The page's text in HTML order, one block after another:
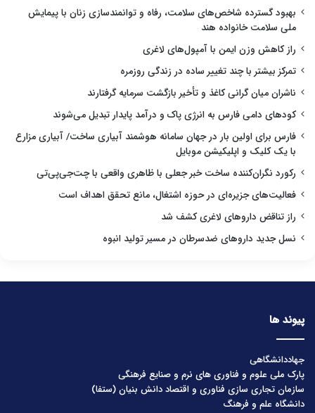
بهبود گسترده شاخص‌های سلامت، رفاه و توانمندسازی زنان با پیمایش
ملی سلامت خانواده هند
راز کاهش وزن ایمن با آمپول‌های لاغری
تمرکز بیشتر با چند تغییر ساده در زندگی روزمره
ناشران میان گرانی کاغذ و تأخیر بازگشت سرمایه گرفتارند
کودهای دامی فارس به انرژی پاک و درآمد پایدار تبدیل می‌شوند
فارس برای اولین بار در جهان سامانه هوشمند آبیاری ساخت/ آبیاری مزارع
با یک کلیک و اپلیکیشن موبایل
رکورد نگران‌کننده ساخت خبر جعلی با ظاهری واقعی با چت‌جی‌پی‌تی
فعالیت‌های جزیره‌ای در حوزه اشتغال، مانع تحقق اهداف است
راز تناقض داروهای لاغری کشف شد
نسل جدید داروهای ضدسرطان در مسیر تولید انبوه
پیوند ها
جهاددانشگاهی
پارک ملی علوم و فناوری های نرم و صنایع فرهنگی
سازمان تجاری سازی فناوری و اقتصاد دانش بنیان (ستفا)
دانشگاه علم و فرهنگ